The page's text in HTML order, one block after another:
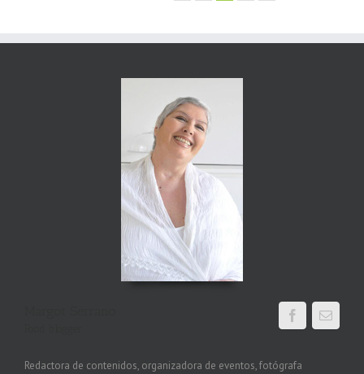
Redactora de contenidos, organizadora de eventos, fotógrafa